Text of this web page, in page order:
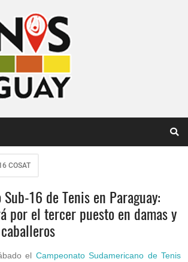
COSAT
16 de Tenis en Paraguay:
por el tercer puesto en damas y
el Campeonato Sudamericano de Tenis